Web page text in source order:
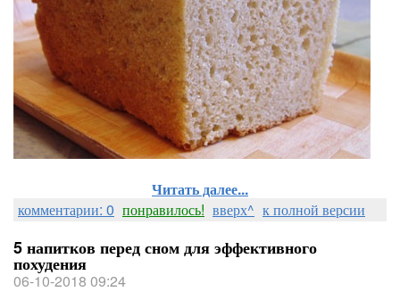
Читать далее...
комментарии: 0 понравилось! вверх^ к полной версии
5 напитков перед сном для эффективного
похудения
06-10-2018 09:24